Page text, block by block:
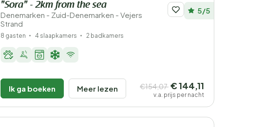
"Sora" - 2km from the sea
Denemarken - Zuid-Denemarken - Vejers
Strand
5/5
8 gasten 4 slaapkamers 2 badkamers
Ik ga boeken Meer lezen €154,07 € 144,11
v.a. prijs per nacht